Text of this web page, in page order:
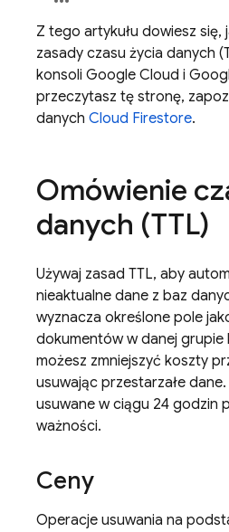
Z tego artykułu dowiesz
zasady czasu życia danych
konsoli Google Cloud i
przeczytasz tę stronę,
danych Cloud Firestore.
Omówienie
danych (TTL)
Używaj zasad TTL, aby
nieaktualne dane z baz
wyznacza określone pole
dokumentów w danej grupie
możesz zmniejszyć koszty
usuwając przestarzałe
usuwane w ciągu 24 godzin
ważności.
Ceny
Operacje usuwania na